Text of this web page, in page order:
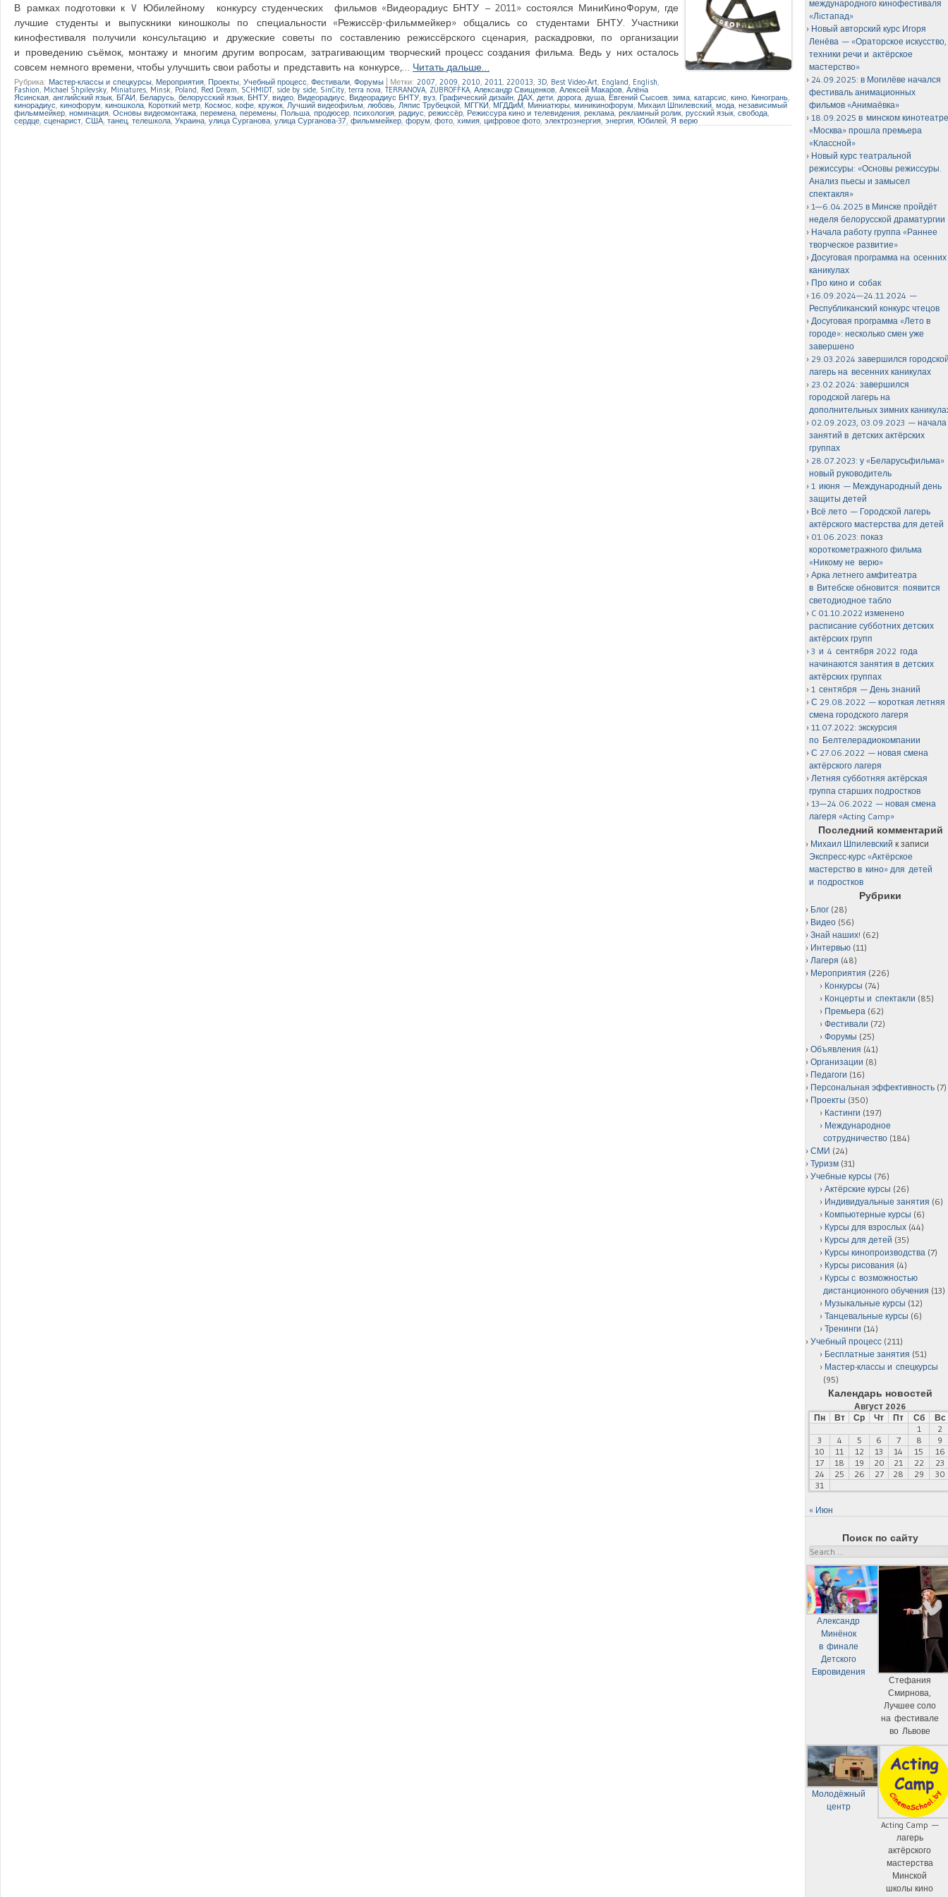
В рамках подготовки к V Юбилейному конкурсу студенческих фильмов «Видеорадиус БНТУ – 2011» состоялся МиниКиноФорум, где
лучшие студенты и выпускники киношколы по специальности «Режиссёр-фильммейкер» общались со студентами БНТУ. Участники
кинофестиваля получили консультацию и дружеские советы по составлению режиссёрского сценария, раскадровки, по организации
и проведению съёмок, монтажу и многим другим вопросам, затрагивающим творческий процесс создания фильма. Ведь у них осталось
совсем немного времени, чтобы улучшить свои работы и представить на конкурсе,… Читать дальше…
Рубрика: Мастер-классы и спецкурсы Мероприятия Проекты Учебный процесс Фестивали Форумы Метки: 2007 2009 2010 2011 220013 3D Best Video-Art England English
Fashion Michael Shpilevsky Miniatures Minsk Poland Red Dream , SCHMIDT side by side SinCity terra nova TERRANOVA ZUBROFFKA Александр Свищенков Алексей Макаров Алёна
Ясинская английский язык БГАИ Беларусь белорусский язык БНТУ видео ,Видеорадиус Видеорадиус БНТУ вуз Графический дизайн ДАХ, дети , дорога душа Евгений Сысоев зима катарсис кино Киногрань
кинорадиус кинофорум киношкола Короткий метр, Космос кофе кружок, Лучший видеофильм любовь Ляпис Трубецкой МГГКИ,МГДДиМ Миниатюры миникинофорум Михаил Шпилевский мода независимый
фильммейкер номинация Основы видеомонтажа, перемена перемены Польша продюсер психология, радиус ,режиссёр Режиссура кино и телевидения реклама рекламный ролик русский язык, свобода
сердце сценарист США танец телешкола Украина улица Сурганова улица Сурганова-37 ,фильммейкер форум фото химия цифровое фото электроэнергия энергия Юбилей Я верю
международного кинофестиваля
«Лiстапад»
Новый авторский курс Игоря
Ленёва — «Ораторское искусство,
техники речи и актёрское
мастерство»
24.09.2025: в Могилёве начался
фестиваль анимационных
фильмов «Анимаёвка»
18.09.2025 в минском
«Москва» прошла премьера
«Классной»
Новый курс театральной
режиссуры: «Основы режиссуры.
Анализ пьесы и замысел
спектакля»
1—6.04.2025 в Минске пройдёт
неделя белорусской драматургии
Начала работу группа «Раннее
творческое развитие»
Досуговая программа на осенних
каникулах
Про кино и собак
16.09.2024—24.11.2024 —
Республиканский конкурс чтецов
Досуговая программа «Лето в
городе»: несколько смен уже
завершено
29.03.2024 завершился
лагерь на весенних каникулах
23.02.2024: завершился
городской лагерь на
дополнительных зимних
02.09.2023, 03.09.2023 — начала
занятий в детских актёрских
группах
28.07.2023: у «Беларусьфильма»
новый руководитель
1 июня — Международный день
защиты детей
Всё лето — Городской лагерь
актёрского мастерства для детей
01.06.2023: показ
короткометражного фильма
«Никому не верю»
Арка летнего амфитеатра
в Витебске обновится: появится
светодиодное табло
C 01.10.2022 изменено
расписание субботних детских
актёрских групп
3 и 4 сентября 2022 года
начинаются занятия в детских
актёрских группах
1 сентября — День знаний
С 29.08.2022 — короткая летняя
смена городского лагеря
11.07.2022: экскурсия
по Белтелерадиокомпании
С 27.06.2022 — новая смена
актёрского лагеря
Летняя субботняя актёрская
группа старших подростков
13—24.06.2022 — новая смена
лагеря «Acting Camp»
Последний комментарий
Михаил Шпилевский к записи
Экспресс-курс «Актёрское
мастерство в кино» для детей
и подростков
Рубрики
Блог (28)
Видео (56)
Знай наших! (62)
Интервью (11)
Лагеря (48)
Мероприятия (226)
Конкурсы (74)
Концерты и спектакли (85)
Премьера (62)
Фестивали (72)
Форумы (25)
Объявления (41)
Организации (8)
Педагоги (16)
Персональная эффективность (7)
Проекты (350)
Кастинги (197)
Международное
сотрудничество (184)
СМИ (24)
Туризм (31)
Учебные курсы (76)
Актёрские курсы (26)
Индивидуальные занятия (6)
Компьютерные курсы (6)
Курсы для взрослых (44)
Курсы для детей (35)
Курсы кинопроизводства (7)
Курсы рисования (4)
Курсы с возможностью
дистанционного обучения (13)
Музыкальные курсы (12)
Танцевальные курсы (6)
Тренинги (14)
Учебный процесс (211)
Бесплатные занятия (51)
Мастер-классы и спецкурсы
(95)
Календарь новостей
Август 2026
Пн
Вт Ср Чт Пт Сб
Вс
1
2
3
4 5 6 7 8
9
10
11 12 13 14 15
16
17
18 19 20 21 22
23
24
25 26 27 28 29
30
31
« Июн
Поиск по сайту
Search
Александр
Минёнок
в финале
Детского
Евровидения
Стефания
Смирнова,
Лучшее соло
на фестивале
во Львове
Молодёжный
центр
Acting Camp —
лагерь
актёрского
мастерства
Минской
школы кино